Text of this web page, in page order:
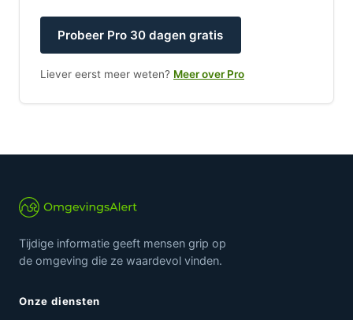
Probeer Pro 30 dagen gratis
Liever eerst meer weten? Meer over Pro
Tijdige informatie geeft mensen grip op
de omgeving die ze waardevol vinden.
Onze diensten